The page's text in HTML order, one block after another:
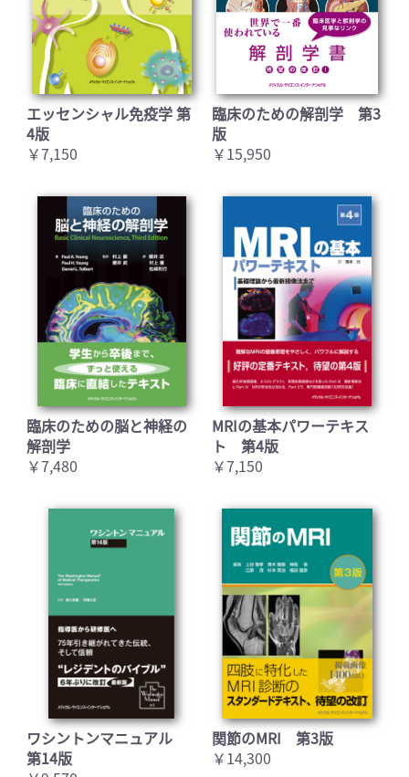
エッセンシャル免疫学 第
4版
￥7,150
臨床のための解剖学 第3
版
￥15,950
臨床のための脳と神経の
解剖学
￥7,480
MRIの基本パワーテキス
ト 第4版
￥7,150
ワシントンマニュアル
第14版
関節のMRI 第3版
￥14,300